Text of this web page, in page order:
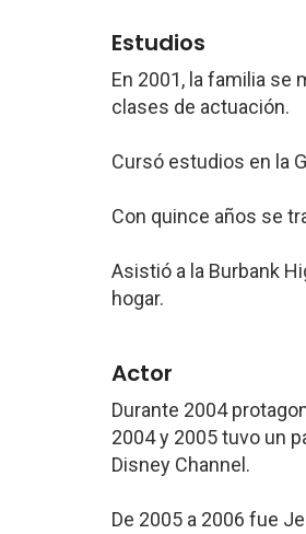
Estudios
En 2001, la familia se
clases de actuación.
Cursó estudios en la
Con quince años se
Asistió a la Burbank
hogar.
Actor
Durante 2004
2004 y 2005 tuvo un
Disney Channel.
De 2005 a 2006 fue